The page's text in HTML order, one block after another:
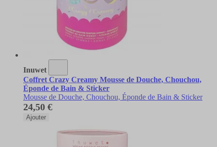
Inuwet
Coffret Crazy Creamy Mousse de Douche, Chouchou,
Éponde de Bain & Sticker
Mousse de Douche, Chouchou, Éponde de Bain & Sticker
24,50 €
Ajouter